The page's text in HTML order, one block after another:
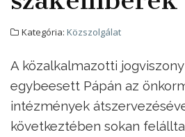
Kategória: Közszolgálat
A közalkalmazotti
egybeesett Pápán az
intézmények
következtében sokan